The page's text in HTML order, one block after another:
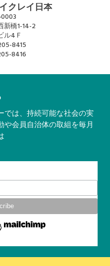
クレイ日本
橋1-14-2
ル4Ｆ
8415
8416
では、持続可能な社会の実
会員自治体の取組を毎月